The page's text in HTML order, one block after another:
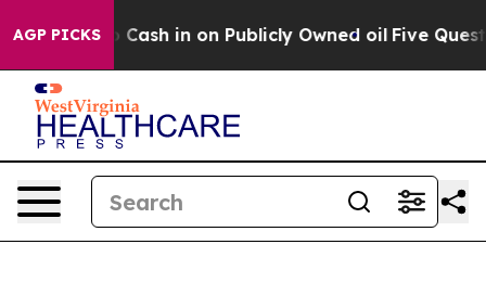
AGP PICKSto Cash in on Publicly Owned oil Five